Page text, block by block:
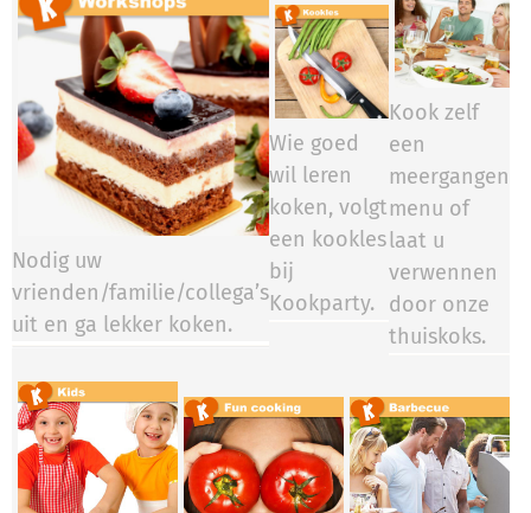
Nodig uw
vrienden/familie/collega’s
uit en ga lekker koken.
Wie goed
wil leren
koken, volgt
een kookles
bij
Kookparty.​​​​
Kook zelf
een
meergangen
menu of
laat u
verwennen
door onze
thuiskoks.